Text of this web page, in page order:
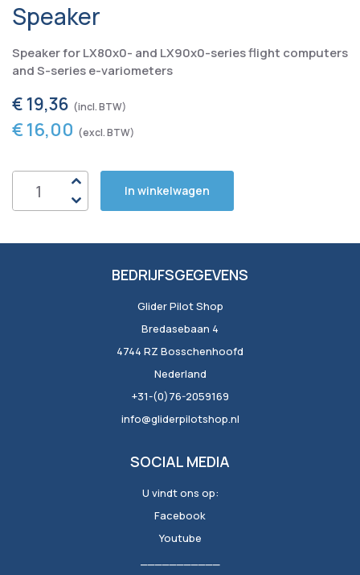
Speaker
Speaker for LX80x0- and LX90x0-series flight computers
and S-series e-variometers
€ 19,36
€ 16,00
In winkelwagen
BEDRIJFSGEGEVENS
Glider Pilot Shop
Bredasebaan 4
4744 RZ Bosschenhoofd
Nederland
+31-(0)76-2059169
info@gliderpilotshop.nl
SOCIAL MEDIA
U vindt ons op:
Facebook
Youtube